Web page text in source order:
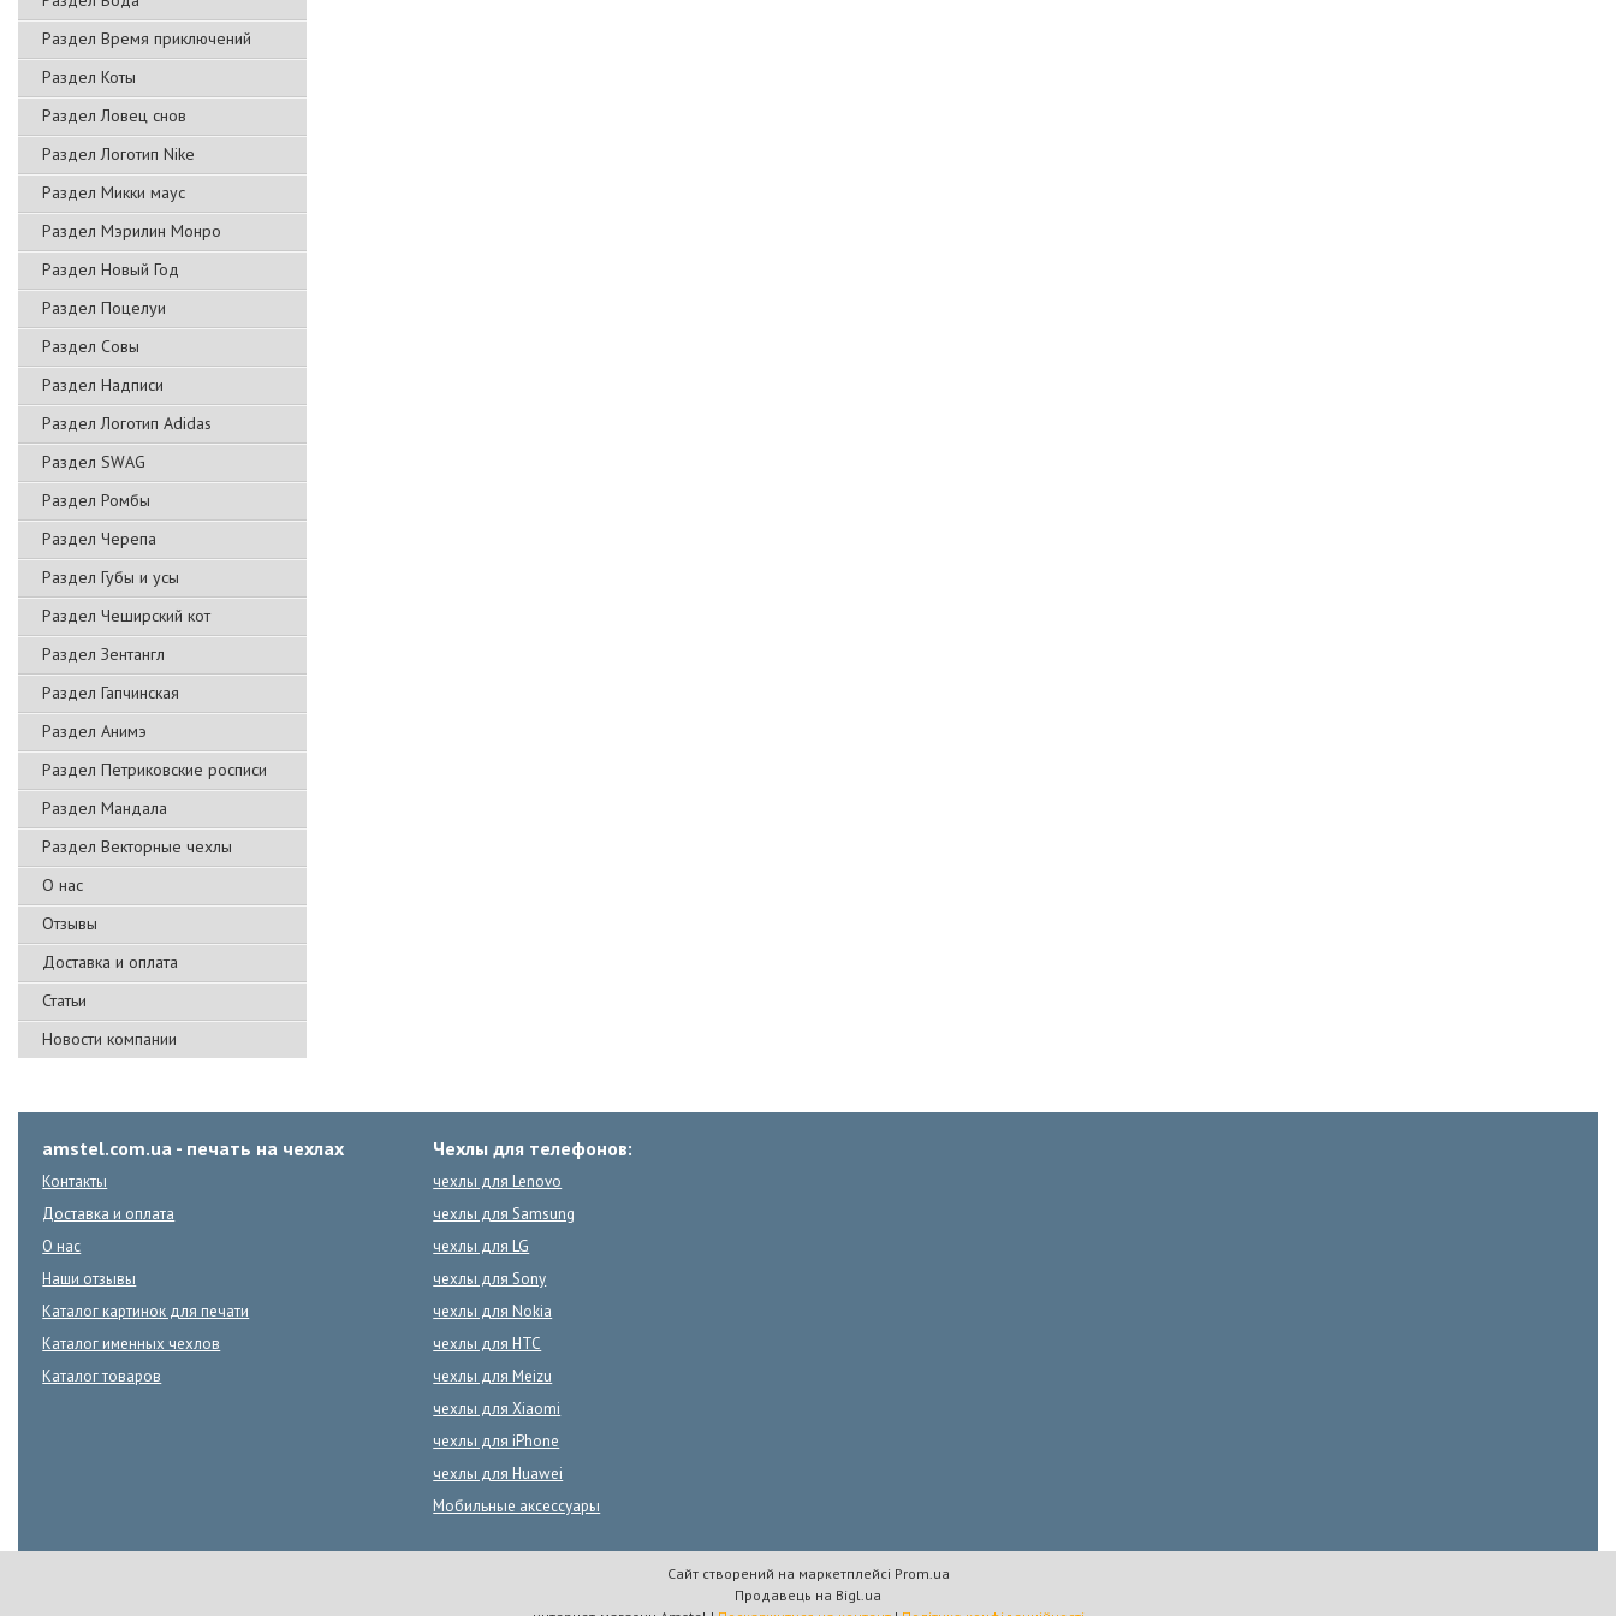
Раздел Время приключений
Раздел Коты
Раздел Ловец снов
Раздел Логотип Nike
Раздел Микки маус
Раздел Мэрилин Монро
Раздел Новый Год
Раздел Поцелуи
Раздел Совы
Раздел Надписи
Раздел Логотип Adidas
Раздел SWAG
Раздел Ромбы
Раздел Черепа
Раздел Губы и усы
Раздел Чеширский кот
Раздел Зентангл
Раздел Гапчинская
Раздел Анимэ
Раздел Петриковские росписи
Раздел Мандала
Раздел Векторные чехлы
О нас
Отзывы
Доставка и оплата
Статьи
Новости компании
amstel.com.ua - печать на чехлах
Контакты
Доставка и оплата
О нас
Наши отзывы
Каталог картинок для печати
Каталог именных чехлов
Каталог товаров
Чехлы для телефонов:
чехлы для Lenovo
чехлы для Samsung
чехлы для LG
чехлы для Sony
чехлы для Nokia
чехлы для HTC
чехлы для Meizu
чехлы для Xiaomi
чехлы для iPhone
чехлы для Huawei
Мобильные аксессуары
Сайт створений на маркетплейсі Prom.ua
Продавець на Bigl.ua